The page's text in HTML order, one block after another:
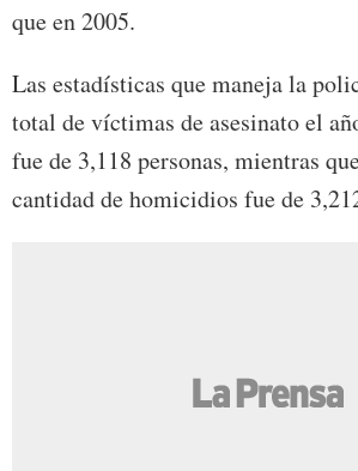
que en 2005.
Las estadísticas que maneja la
total de víctimas de asesinato el
fue de 3,118 personas, mientras
cantidad de homicidios fue de